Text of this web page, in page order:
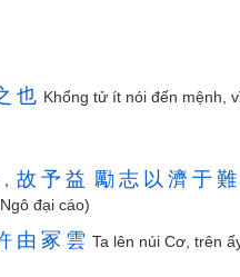
也 Khổng tử ít nói đến mệnh,
， 故 予 益 勵 志 以 濟 于 難
đại cáo)
由 冢 雲 Ta lên núi Cơ, trên